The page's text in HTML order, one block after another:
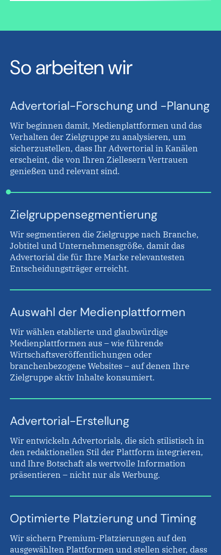
So arbeiten wir
Advertorial-Forschung und -Planung
Wir beginnen damit, Medienplattformen und das
Verhalten der Zielgruppe zu analysieren, um
sicherzustellen, dass Ihr Advertorial in Kanälen
erscheint, die von Ihren Ziellesern Vertrauen
genießen und relevant sind.
Zielgruppensegmentierung
Wir segmentieren die Zielgruppe nach Branche,
Jobtitel und Unternehmensgröße, damit das
Advertorial die für Ihre Marke relevantesten
Entscheidungsträger erreicht.
Auswahl der Medienplattformen
Wir wählen etablierte und glaubwürdige
Medienplattformen aus – wie führende
Wirtschaftsveröffentlichungen oder
branchenbezogene Websites – auf denen Ihre
Zielgruppe aktiv Inhalte konsumiert.
Advertorial-Erstellung
Wir entwickeln Advertorials, die sich stilistisch in
den redaktionellen Stil der Plattform integrieren,
und Ihre Botschaft als wertvolle Information
präsentieren – nicht nur als Werbung.
Optimierte Platzierung und Timing
Wir sichern Premium-Platzierungen auf den
ausgewählten Plattformen und stellen sicher, dass